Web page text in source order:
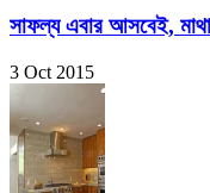
সাফল্য এবার আসবেই,
3 Oct 2015